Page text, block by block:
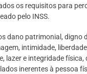
os requisitos para
pelo INSS.
dano patrimonial, digno
intimidade,
lazer e integridade física,
inerentes à pessoa